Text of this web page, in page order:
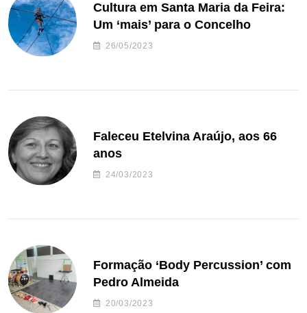
Cultura em Santa Maria da Feira:
Um ‘mais’ para o Concelho
26/05/2023
Faleceu Etelvina Araújo, aos 66
anos
24/03/2023
Formação ‘Body Percussion’ com
Pedro Almeida
20/03/2023